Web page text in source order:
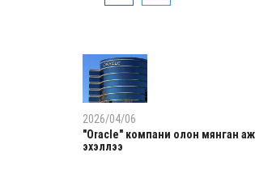
2026/04/06
"Oracle" компани олон мянган
эхэллээ